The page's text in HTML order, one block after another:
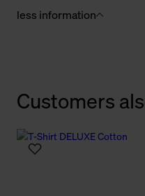
less information
Customers